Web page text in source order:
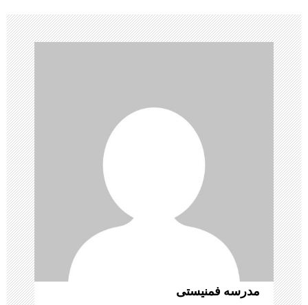
ب
ر
ی
ن
و
ش
ت
ه‌
ه
مدرسه فمنیستی